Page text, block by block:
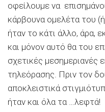
οφείλουμε να
κάρβουνα ομελέτα του
ήταν το κάτι άλλο, άρα,
και μόνον αυτό θα του
σχετικές μεσημεριανές
τηλεόρασης. Πριν τον
αποκλειστικά
ήταν και όλα τα …λεφτά!